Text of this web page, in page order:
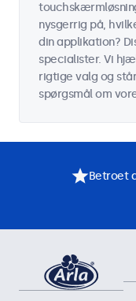
nysgerrig på,
din applikation?
specialister. Vi
rigtige valg og
spørgsmål om
Betroet